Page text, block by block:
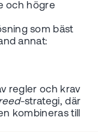
och högre
som bäst
annat:
regler och krav
-strategi, där
kombineras till